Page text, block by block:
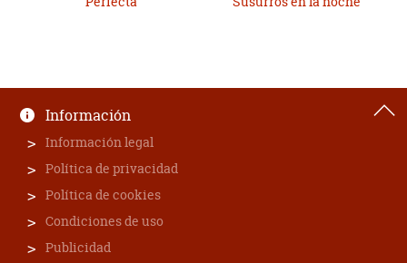
Información
Información legal
Política de privacidad
Política de cookies
Condiciones de uso
Publicidad